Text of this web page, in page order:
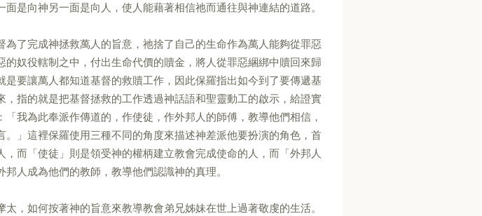
是向神另一面是向人，使人能藉著相信祂而通往與神連結的道路。
為了完成神拯救萬人的旨意，祂捨了自己的生命作為萬人能夠從罪惡
的奴役轄制之中，付出生命代價的贖金，將人從罪惡綑綁中贖回來歸
要讓萬人都知道基督的救贖工作，因此保羅指出如今到了要傳遞基
指的就是把基督拯救的工作透過神話語和聖靈動工的啟示，給證實
我為此奉派作傳道的，作使徒，作外邦人的師傅，教導他們相信，
」這裡保羅使用三種不同的角度來描述神差派他要扮演的角色，首
而「使徒」則是領受神的權柄建立教會完成使命的人，而「外邦人
人成為他們的教師，教導他們認識神的真理。
，如何按著神的旨意來教導教會弟兄姊妹在世上過著敬虔的生活。